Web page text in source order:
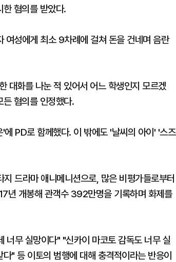
혐의를 받았다.
성에게 최소 9차례에 걸쳐 돈을 건네며 음란
대화를 나눈 적 있어서 어느 학생인지 모르겠
혐의를 인정했다.
PD로 함께했다. 이 밖에도 '날씨의 아이' '스즈
드라마 애니메니션으로, 많은 비평가들로부터
년 개봉해 관객수 392만명을 기록하며 화제를
너무 실망이다" "신카이 마코토 감독도 너무 실
" 등 이토의 범행에 대해 충격적이라는 반응이